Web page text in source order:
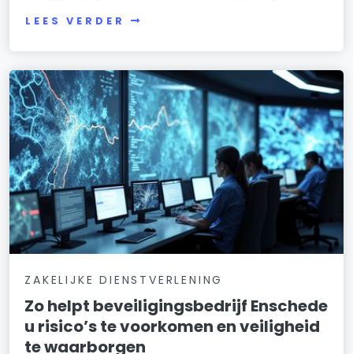
LEES VERDER
ZAKELIJKE DIENSTVERLENING
Zo helpt beveiligingsbedrijf Enschede
u risico’s te voorkomen en veiligheid
te waarborgen